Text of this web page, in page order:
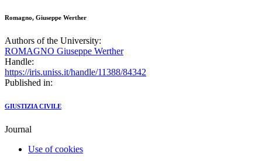
Romagno, Giuseppe Werther
Authors of the University:
ROMAGNO Giuseppe Werther
Handle:
https://iris.uniss.it/handle/11388/84342
Published in:
GIUSTIZIA CIVILE
Journal
Use of cookies